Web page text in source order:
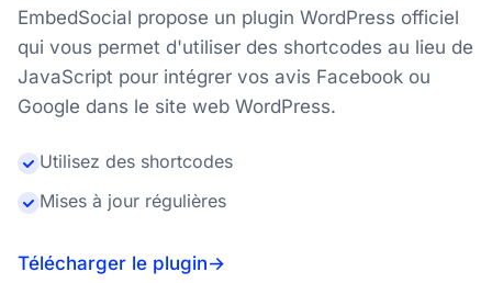
EmbedSocial propose un plugin WordPress officiel
qui vous permet d'utiliser des shortcodes au lieu de
JavaScript pour intégrer vos avis Facebook ou
Google dans le site web WordPress.
Utilisez des shortcodes
Mises à jour régulières
Télécharger le plugin→